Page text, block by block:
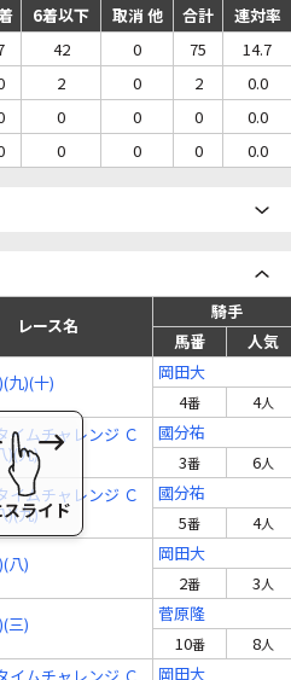
6着以下 取消 他 合計
連対率
42 0 75
14.7
2 0 2
0.0
0 0 0
0.0
0 0 0 0.0
レース名
騎手
馬番
人気
九)(十)
岡田大
4番 4人
イムチャレンジ Ｃ
)(九)
國分祐
3番 6人
イムチャレンジ Ｃ
)(九)
國分祐
5番 4人
八)
岡田大
2番 3人
三)
菅原隆
10番 8人
岡田大